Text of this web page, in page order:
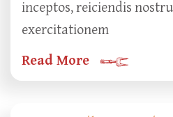
inceptos, reiciendis
exercitationem
Read More